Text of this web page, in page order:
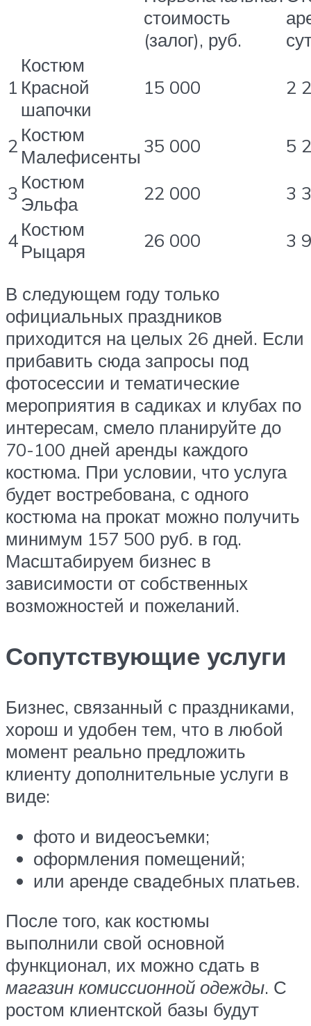
стоимость
(залог), руб.
1
Костюм
Красной
шапочки
15 000 2
2 Костюм
Малефисенты 35 000 5
3 Костюм
Эльфа
22 000 3
4Костюм
Рыцаря
26 000 3
В следующем году только
официальных праздников
приходится на целых 26 дней. Если
прибавить сюда запросы под
фотосессии и тематические
мероприятия в садиках и клубах по
интересам, смело планируйте до
70-100 дней аренды каждого
костюма. При условии, что услуга
будет востребована, с одного
костюма на прокат можно получить
минимум 157 500 руб. в год.
Масштабируем бизнес в
зависимости от собственных
возможностей и пожеланий.
Сопутствующие услуги
Бизнес, связанный с праздниками,
хорош и удобен тем, что в любой
момент реально предложить
клиенту дополнительные услуги в
виде:
фото и видеосъемки;
оформления помещений;
или аренде свадебных платьев.
После того, как костюмы
выполнили свой основной
функционал, их можно сдать в
магазин комиссионной одежды. С
ростом клиентской базы будут